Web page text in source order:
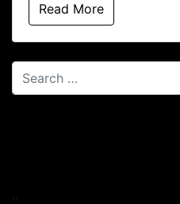
Read More
..